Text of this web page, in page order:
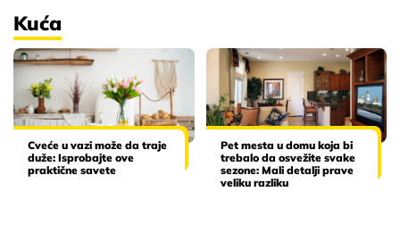
Kuća
Cveće u vazi može da traje
duže: Isprobajte ove
praktične savete
Pet mesta u domu koja bi
trebalo da osvežite svake
sezone: Mali detalji prave
veliku razliku